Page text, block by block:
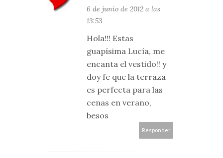
6 de junio de 2012 a las
13:53
Hola!!! Estas
guapísima Lucía, me
encanta el vestido!! y
doy fe que la terraza
es perfecta para las
cenas en verano,
besos
Responder